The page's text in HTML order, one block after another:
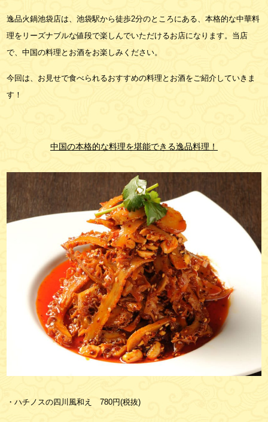
逸品火鍋池袋店は、池袋駅から徒歩2分のところにある、本格的な中華料
理をリーズナブルな値段で楽しんでいただけるお店になります。当店
で、中国の料理とお酒をお楽しみください。
今回は、お見せで食べられるおすすめの料理とお酒をご紹介していきま
す！
中国の本格的な料理を堪能できる逸品料理！
・ハチノスの四川風和え780円(税抜)